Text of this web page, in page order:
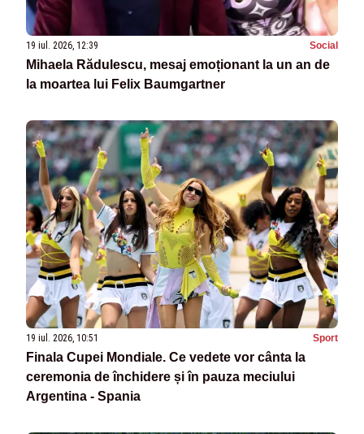
19 iul. 2026, 12:39 Social
Mihaela Rădulescu, mesaj emoționant la un an de
la moartea lui Felix Baumgartner
19 iul. 2026, 10:51 Sport
Finala Cupei Mondiale. Ce vedete vor cânta la
ceremonia de închidere și în pauza meciului
Argentina - Spania